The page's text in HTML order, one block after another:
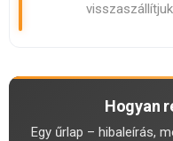
Hogyan
Egy űrlap – hibaleírás,